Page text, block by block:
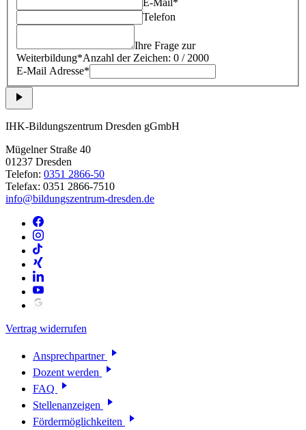
Telefon
Ihre Frage zur
Weiterbildung*Anzahl der Zeichen: 0 / 2000
E-Mail Adresse*
IHK-Bildungszentrum Dresden gGmbH
Mügelner Straße 40
01237 Dresden
Telefon: 0351 2866-50
Telefax: 0351 2866-7510
info@bildungszentrum-dresden.de
Vertrag widerrufen
Ansprechpartner
Dozent werden
FAQ
Stellenanzeigen
Fördermöglichkeiten